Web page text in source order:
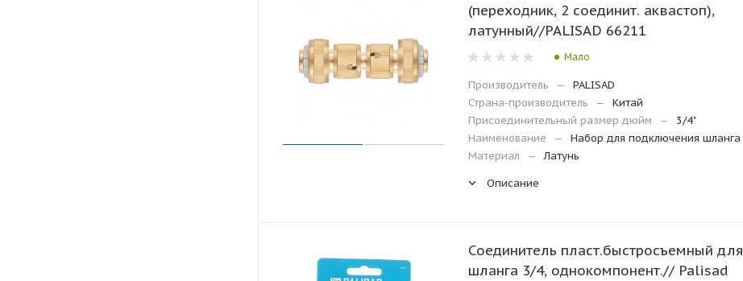
(переходник, 2 соединит. аквастоп),
латунный//PALISAD 66211
Мало
Производитель —
PALISAD
Страна-производитель
—
Китай
Присоединительный размер дюйм
—
3/4"
Наименование
—
Набор для подключения шланга
Материал
—
Латунь
Описание
Соединитель пласт.быстросъемный для
шланга 3/4, однокомпонент.// Palisad